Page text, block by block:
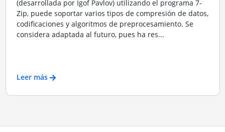
(desarrollada por Igof Pavlov) utilizando el programa 7-
Zip, puede soportar varios tipos de compresión de datos,
codificaciones y algoritmos de preprocesamiento. Se
considera adaptada al futuro, pues ha res...
Leer más